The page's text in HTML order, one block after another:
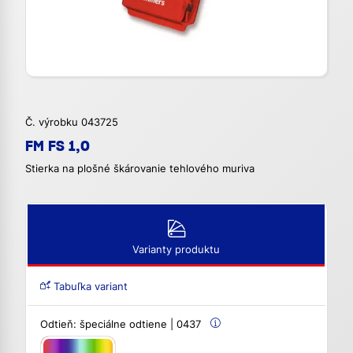
Č. výrobku 043725
FM FS 1,0
Stierka na plošné škárovanie tehlového muriva
Varianty produktu
Tabuľka variant
Odtieň: špeciálne odtiene | 0437